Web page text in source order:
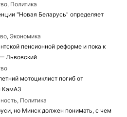
Политика
"Новая Беларусь" определяет
Экономика
пенсионной реформе и пока к
Львовский
мотоциклист погиб от
КамАЗ
Политика
но Минск должен понимать, с чем